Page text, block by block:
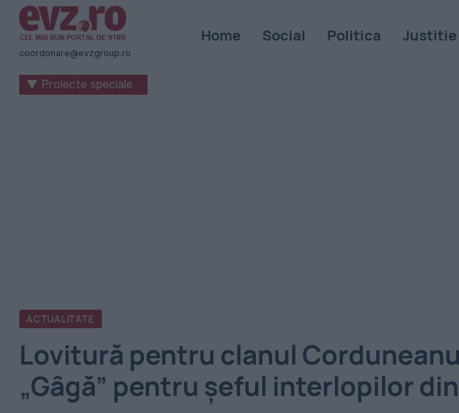
Știri
naționale
internaționale
coordonare@evzgroup.ro
Home Social Politica Justitie
▼ Proiecte speciale
ACTUALITATE
Lovitură pentru clanul
„Gâgă” pentru șeful interlopilor